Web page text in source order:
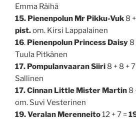
Emma Räihä
15. Pienenpolun Mr Pikku-Vuk 8
pist.om. Kirsi Lappalainen
16. Pienenpolun Princess Daisy 8
Tuula Pitkänen
17. Pompulanvaaran Siiri 8 + 8 +
Sallinen
17. Cinnan Little Mister Martin 8
om. Suvi Vesterinen
19. Veralan Merenneito12 + 7 =